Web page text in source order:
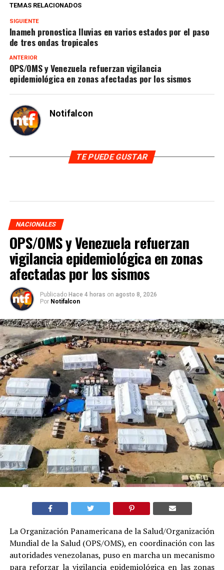
TEMAS RELACIONADOS
SIGUIENTE
Inameh pronostica lluvias en varios estados por el paso
de tres ondas tropicales
ANTERIOR
OPS/OMS y Venezuela refuerzan vigilancia
epidemiológica en zonas afectadas por los sismos
Notifalcon
TE PUEDE GUSTAR
NACIONALES
OPS/OMS y Venezuela refuerzan
vigilancia epidemiológica en zonas
afectadas por los sismos
Publicado Hace 4 horas on agosto 8, 2026
Por Notifalcon
La Organización Panamericana de la Salud/Organización
Mundial de la Salud (OPS/OMS), en coordinación con las
autoridades venezolanas, puso en marcha un mecanismo
para reforzar la vigilancia epidemiológica en las zonas